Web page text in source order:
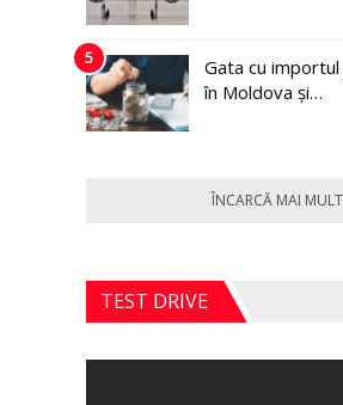
5
Gata cu
în Moldova și…
ÎNCARCĂ MAI
TEST DRIVE